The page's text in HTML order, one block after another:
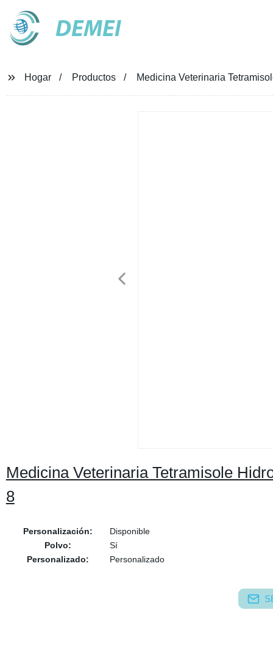
DEMEI
Hogar Productos Medicina Veterinaria
Medicina Veterinaria Tetramisole
8
Personalización:
Disponible
Polvo:
Sí
Personalizado:
Personalizado